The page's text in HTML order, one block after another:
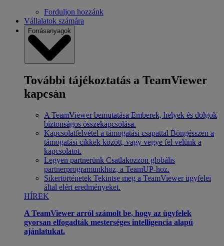
Forduljon hozzánk
Vállalatok számára
Forrásanyagok
További tájékoztatás a TeamViewer
kapcsán
A TeamViewer bemutatása Emberek, helyek és dolgok
biztonságos összekapcsolása.
Kapcsolatfelvétel a támogatási csapattal Böngésszen a
támogatási cikkek között, vagy vegye fel velünk a
kapcsolatot.
Legyen partnerünk Csatlakozzon globális
partnerprogramunkhoz, a TeamUP-hoz.
Sikertörténetek Tekintse meg a TeamViewer ügyfelei
által elért eredményeket.
HÍREK
A TeamViewer arról számolt be, hogy az ügyfelek
gyorsan elfogadták mesterséges intelligencia alapú
ajánlatukat.